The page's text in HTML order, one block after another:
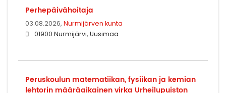
Perhepäivähoitaja
03.08.2026, Nurmijärven kunta
01900 Nurmijärvi, Uusimaa
Peruskoulun matematiikan, fysiikan ja kemian
lehtorin määräaikainen virka Urheilupuiston